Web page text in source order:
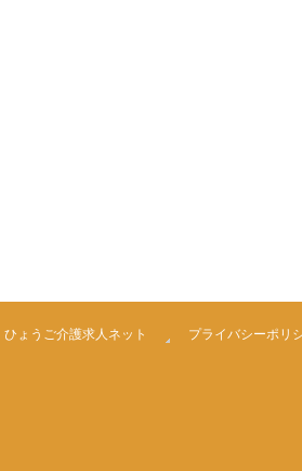
ひょうご介護求人ネット プライバシーポリ